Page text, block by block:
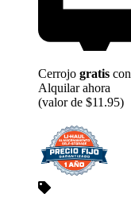
Cerrojo gratis con
Alquilar ahora
(valor de $11.95)